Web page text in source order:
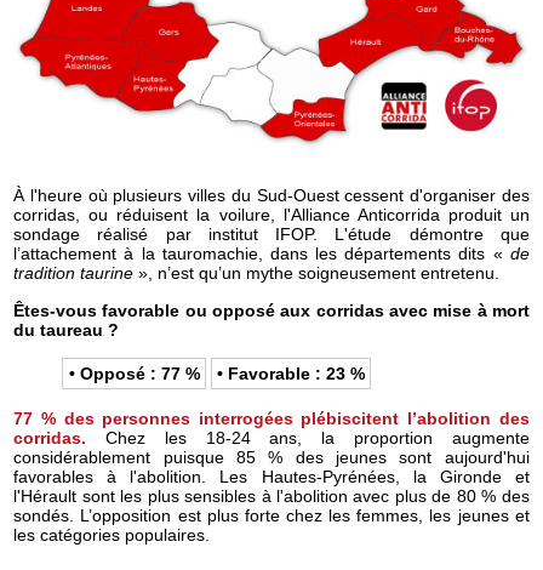
À l'heure où plusieurs villes du Sud-Ouest cessent d'organiser des
corridas, ou réduisent la voilure, l'Alliance Anticorrida produit un
sondage réalisé par institut IFOP. L'étude démontre que
l’attachement à la tauromachie, dans les départements dits « de
tradition taurine », n’est qu’un mythe soigneusement entretenu.
Êtes-vous favorable ou opposé aux corridas avec mise à mort
du taureau ?
• Opposé : 77 % • Favorable : 23 %
77 % des personnes interrogées plébiscitent l’abolition des
corridas.Chez les 18-24 ans, la proportion augmente
considérablement puisque 85 % des jeunes sont aujourd'hui
favorables à l'abolition. Les Hautes-Pyrénées, la Gironde et
l'Hérault sont les plus sensibles à l'abolition avec plus de 80 % des
sondés. L’opposition est plus forte chez les femmes, les jeunes et
les catégories populaires.